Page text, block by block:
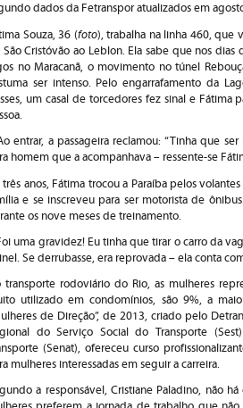
dados da Fetranspor atualizados em
Souza, 36 (foto), trabalha na linha 460, que
Cristóvão ao Leblon. Ela sabe que nos dias
no Maracanã, o movimento no túnel
ser intenso. Pelo engarrafamento da
um casal de torcedores fez sinal e
entrar, a passageira reclamou: “Tinha que
homem que a acompanhava – ressente-se
três anos, Fátima trocou a Paraíba pelos
e se inscreveu para ser motorista de
os nove meses de treinamento.
uma gravidez! Eu tinha que tirar o carro da
Se derrubasse, era reprovada – ela conta
transporte rodoviário do Rio, as mulheres
utilizado em condomínios, são 9%, a
de Direção”, de 2013, criado pelo
do Serviço Social do Transporte
(Senat), ofereceu curso
mulheres interessadas em seguir a carreira.
a responsável, Cristiane Paladino, não